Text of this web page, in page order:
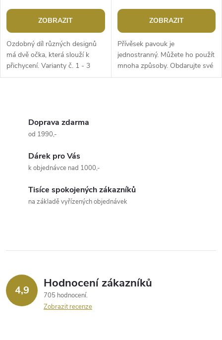
ZOBRAZIT
Ozdobný díl různých designů
má dvě očka, která slouží k
přichycení. Varianty č. 1 - 3
jsou lehce vypouklé a
ZOBRAZIT
Přívěsek pavouk je
jednostranný. Můžete ho použít
mnoha způsoby. Obdarujte své
blízké výrobkem s pavoukem
í
r
v
Doprava zdarma
od 1990,-
Dárek pro Vás
k objednávce nad 1000,-
Tisíce spokojených zákazníků
na základě vyřízených objednávek
4,9 Hodnocení zákazníků
705 hodnocení
Zobrazit recenze